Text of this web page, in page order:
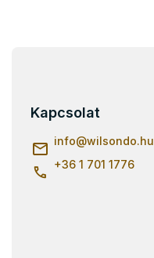
Kapcsolat
info@wilsondo.hu
+36 1 701 1776